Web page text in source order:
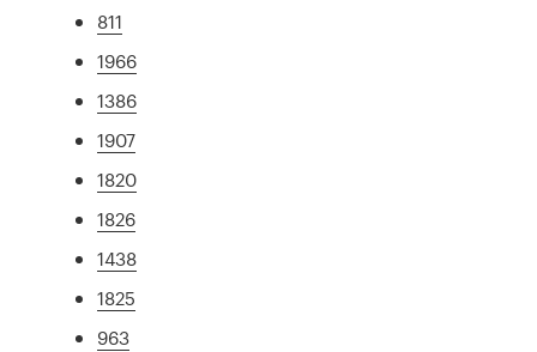
811
1966
1386
1907
1820
1826
1438
1825
963